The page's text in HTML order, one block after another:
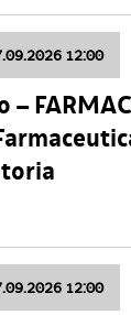
12:00
12:00